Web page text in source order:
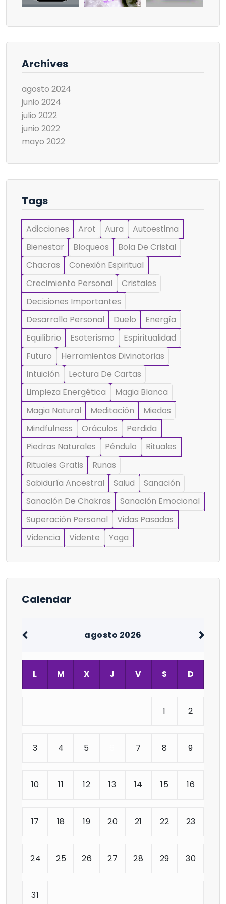
Archives
agosto 2024
junio 2024
julio 2022
junio 2022
mayo 2022
Tags
Adicciones Arot Aura
Autoestima
Bienestar
Bloqueos
Bola De Cristal
Chacras
Conexión Espiritual
Crecimiento Personal
Cristales
Decisiones Importantes
Desarrollo Personal
Duelo
Energía
Equilibrio
Esoterismo
Espiritualidad
Futuro
Herramientas Divinatorias
Intuición
Lectura De Cartas
Limpieza Energética
Magia Blanca
Magia Natural
Meditación
Miedos
Mindfulness
Oráculos
Perdida
Piedras Naturales
Péndulo
Rituales
Rituales Gratis
Runas
Sabiduría Ancestral
Salud
Sanación
Sanación De Chakras
Sanación Emocional
Superación Personal
Vidas Pasadas
Videncia
Vidente Yoga
Calendar
agosto 2026
L M X J V S D
1 2
3 4 5 7 8 9
10 11 12 13 14 15 16
17 18 19 20 21 22 23
24 25 26 27 28 29 30
31